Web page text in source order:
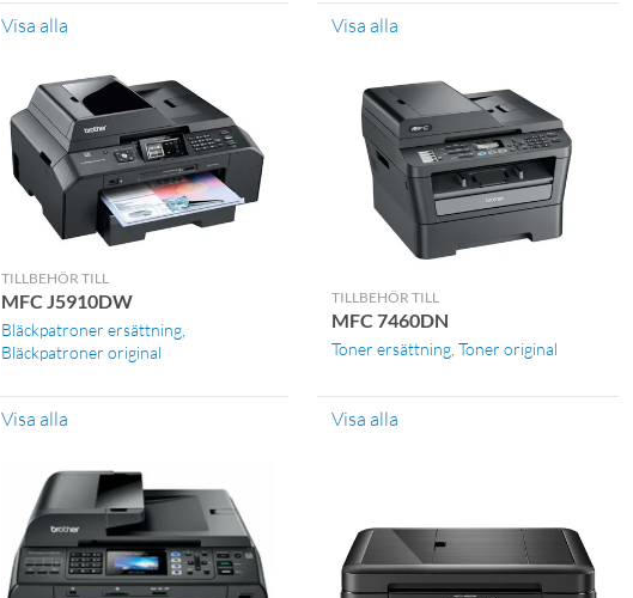
Visa alla Visa alla
TILLBEHÖR TILL
MFC J5910DW
Bläckpatroner ersättning
Bläckpatroner original
Visa alla
TILLBEHÖR TILL
MFC 7460DN
Toner ersättning Toner original
Visa alla